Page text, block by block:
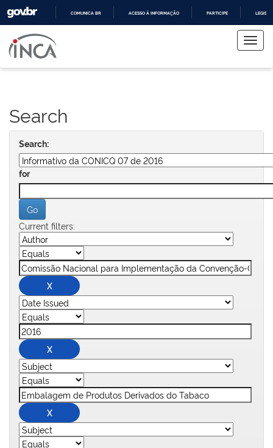
COMUNICA BR ACESSO À INFORMAÇÃO PARTICIPE
navigation
Search
Search:
for
Current filters: